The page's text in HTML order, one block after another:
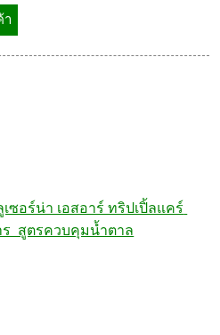
ซอร์น่า เอสอาร์ ทริปเปิ้ลแคร์
สูตรควบคุมน้ำตาล